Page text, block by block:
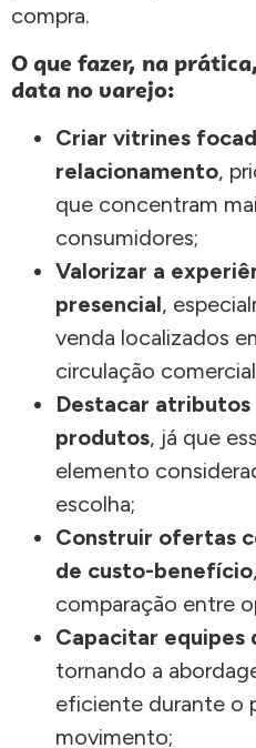
compra.
O que fazer, na
data no varejo:
Criar vitrines
relacionamento,
que concentram
consumidores;
Valorizar a
presencial,
venda localizados
circulação
Destacar atributos
produtos, já que
elemento
escolha;
Construir ofertas
de custo-benefício
comparação entre
Capacitar equipes
tornando a
eficiente durante o
movimento;